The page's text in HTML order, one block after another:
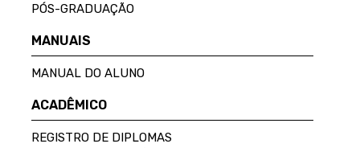
PÓS-GRADUAÇÃO
MANUAIS
MANUAL DO ALUNO
ACADÊMICO
REGISTRO DE DIPLOMAS